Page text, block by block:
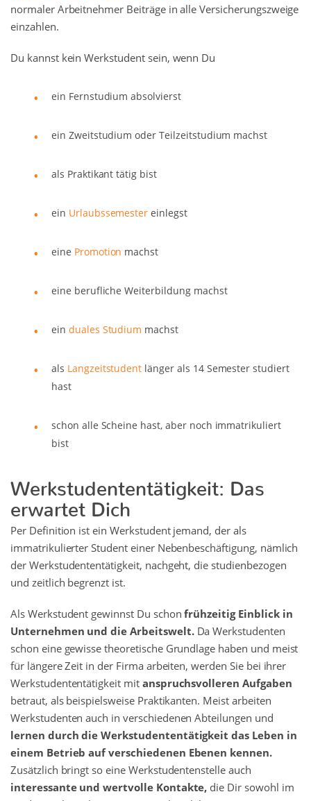
normaler Arbeitnehmer Beiträge in alle Versicherungszweige
einzahlen.
Du kannst kein Werkstudent sein, wenn Du
ein Fernstudium absolvierst
ein Zweitstudium oder Teilzeitstudium machst
als Praktikant tätig bist
ein Urlaubssemester einlegst
eine Promotion machst
eine berufliche Weiterbildung machst
ein duales Studium machst
als Langzeitstudent länger als 14 Semester studiert
hast
schon alle Scheine hast, aber noch immatrikuliert
bist
Werkstudententätigkeit: Das
erwartet Dich
Per Definition ist ein Werkstudent jemand, der als
immatrikulierter Student einer Nebenbeschäftigung, nämlich
der Werkstudententätigkeit, nachgeht, die studienbezogen
und zeitlich begrenzt ist.
Als Werkstudent gewinnst Du schonfrühzeitig Einblick in
Unternehmen und die Arbeitswelt.Da Werkstudenten
schon eine gewisse theoretische Grundlage haben und meist
für längere Zeit in der Firma arbeiten, werden Sie bei ihrer
Werkstudententätigkeit mit anspruchsvolleren Aufgaben
betraut, als beispielsweise Praktikanten. Meist arbeiten
Werkstudenten auch in verschiedenen Abteilungen und
lernen durch die Werkstudententätigkeit das Leben in
einem Betrieb auf verschiedenen Ebenen kennen.
Zusätzlich bringt so eine Werkstudentenstelle auch
interessante und wertvolle Kontakte, die Dir sowohl im